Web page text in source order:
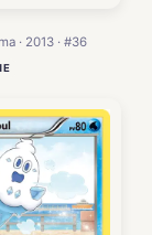
· 2013 · #36